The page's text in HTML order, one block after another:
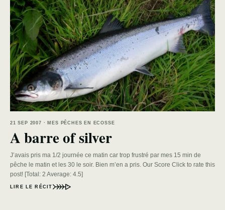
21 SEP 2007 · MES PÊCHES EN ECOSSE
A barre of silver
J’avais pris ma 1/2 journée ce matin car trop frustré par mes 15 min de
pêche le matin et les 30 le soir. Bien m’en a pris. Our Score Click to rate this
post! [Total: 2 Average: 4.5]
LIRE LE RÉCIT